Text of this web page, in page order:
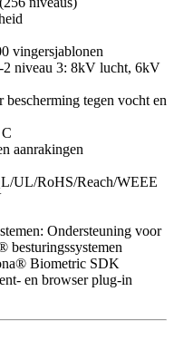
vingersjablonen
2 niveau 3: 8kV lucht, 6kV
tegen vocht en
aanrakingen
UL/RoHS/Reach/WEEE
Ondersteuning voor
Biometric SDK
en browser plug-in